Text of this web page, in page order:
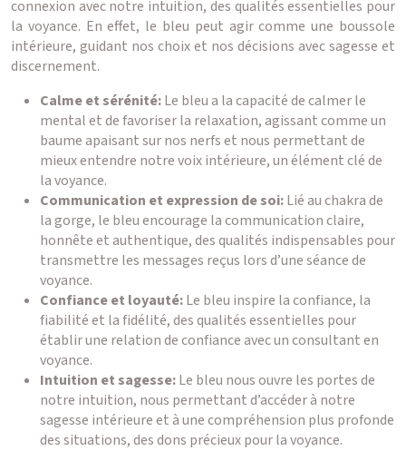
connexion avec notre intuition, des qualités essentielles pour
la voyance. En effet, le bleu peut agir comme une boussole
intérieure, guidant nos choix et nos décisions avec sagesse et
discernement.
Calme et sérénité:Le bleu a la capacité de calmer le
mental et de favoriser la relaxation, agissant comme un
baume apaisant sur nos nerfs et nous permettant de
mieux entendre notre voix intérieure, un élément clé de
la voyance.
Communication et expression de soi:Lié au chakra de
la gorge, le bleu encourage la communication claire,
honnête et authentique, des qualités indispensables pour
transmettre les messages reçus lors d’une séance de
voyance.
Confiance et loyauté:Le bleu inspire la confiance, la
fiabilité et la fidélité, des qualités essentielles pour
établir une relation de confiance avec un consultant en
voyance.
Intuition et sagesse:Le bleu nous ouvre les portes de
notre intuition, nous permettant d’accéder à notre
sagesse intérieure et à une compréhension plus profonde
des situations, des dons précieux pour la voyance.